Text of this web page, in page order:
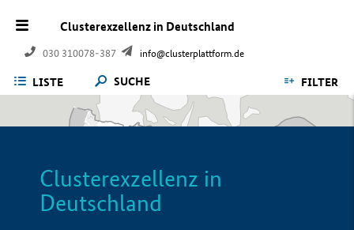
Clusterexzellenz in Deutschland
030 310078-387 info@clusterplattform.de
LISTE SUCHE FILTER
Clusterexzellenz in
Deutschland